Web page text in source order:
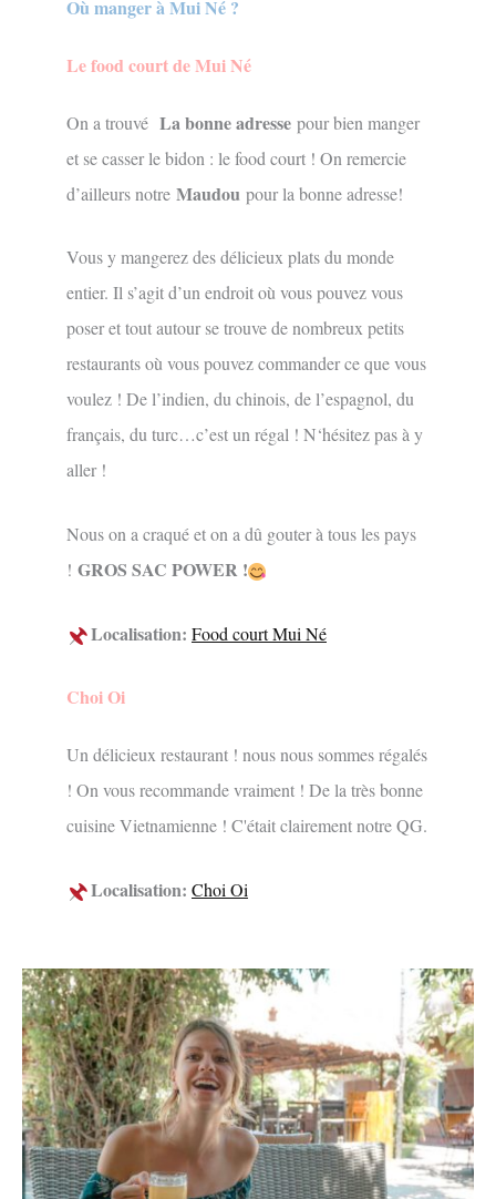
Où manger à Mui Né ?
Le food court de Mui Né
On a trouvé La bonne adresse pour bien manger
et se casser le bidon : le food court ! On remercie
d’ailleurs notre Maudou pour la bonne adresse!
Vous y mangerez des délicieux plats du monde
entier. Il s’agit d’un endroit où vous pouvez vous
poser et tout autour se trouve de nombreux petits
restaurants où vous pouvez commander ce que vous
voulez ! De l’indien, du chinois, de l’espagnol, du
français, du turc…c’est un régal ! N‘hésitez pas à y
aller !
Nous on a craqué et on a dû gouter à tous les pays
! GROS SAC POWER !
Localisation: Food court Mui Né
Choi Oi
Un délicieux restaurant ! nous nous sommes régalés
! On vous recommande vraiment ! De la très bonne
cuisine Vietnamienne ! C'était clairement notre QG.
Localisation: Choi Oi